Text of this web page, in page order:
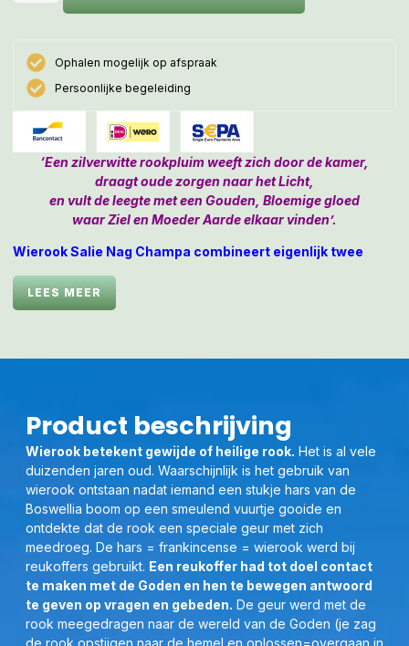
Ophalen mogelijk op afspraak
Persoonlijke begeleiding
‘Een zilverwitte rookpluim weeft zich door de kamer,
draagt oude zorgen naar het Licht,
en vult de leegte met een Gouden, Bloemige gloed
waar Ziel en Moeder Aarde elkaar vinden’.
Wierook Salie Nag Champa combineert eigenlijk twee
kracht van witte salie en de zachte, omhullende mystiek
van Nag Champa
reinigen van ruimtes van zware of ongewenste
Bevordert spirituele concentratie,
verbondenheid met hogere
frequenties en een gevoel van
vredige devotie.Helpt bij meditatie
of momenten waarop je innerlijke
stilte zoekt.
De Nag Champa-geur (een
combinatie van sandelhout en de
champa-bloesem) geeft een
warme, bloemige en licht kruidige
basis. S
amen zorgen ze voor een
balans van helderheid en warmte ,
LEES MEER
Product beschrijving
Wierook betekent gewijde of heilige rook. Het is al vele
duizenden jaren oud. Waarschijnlijk is het gebruik van
wierook ontstaan nadat iemand een stukje hars van de
Boswellia boom op een smeulend vuurtje gooide en
ontdekte dat de rook een speciale geur met zich
meedroeg. De hars = frankincense = wierook werd bij
reukoffers gebruikt. Een reukoffer had tot doel contact
te maken met de Goden en hen te bewegen antwoord
te geven op vragen en gebeden. De geur werd met de
rook meegedragen naar de wereld van de Goden (je zag
de rook opstijgen naar de hemel en oplossen=overgaan in